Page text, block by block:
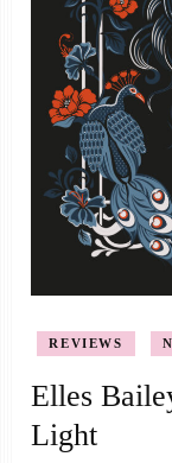
REVIEWS
Elles
Light